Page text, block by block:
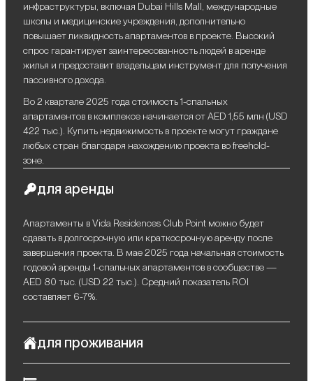
инфраструктуры, включая Dubai Hills Mall, международные
школы и медицинские учреждения, дополнительно
повышает ликвидность апартаментов в проекте. Высокий
спрос гарантирует заинтересованность людей в аренде
жилья и предоставит владельцам инструмент для получения
пассивного дохода.
Во 2 квартале 2025 года стоимость 1-спальных
апартаментов в комплексе начинается от AED 1,55 млн (USD
422 тыс.). Купить недвижимость в проекте могут граждане
любых стран благодаря нахождению проекта во freehold-
зоне.
для аренды
Апартаменты в Vida Residences Club Point можно будет
сдавать в долгосрочную или краткосрочную аренду после
завершения проекта. В мае 2025 года начальная стоимость
годовой аренды 1-спальных апартаментов в сообществе —
AED 80 тыс. (USD 22 тыс.). Средний показатель ROI
составляет 6-7%.
для проживания